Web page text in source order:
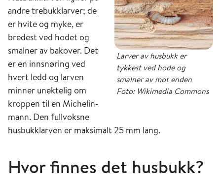
Larver av husbukk er
tykkest ved hode og
smalner av mot enden
Foto: Wikimedia Commons
andre trebukklarver; de
er hvite og myke, er
bredest ved hodet og
smalner av bakover. Det
er en innsnøring ved
hvert ledd og larven
minner unektelig om
kroppen til en Michelin-
mann. Den fullvoksne
husbukklarven er maksimalt 25 mm lang.
Hvor finnes det husbukk?